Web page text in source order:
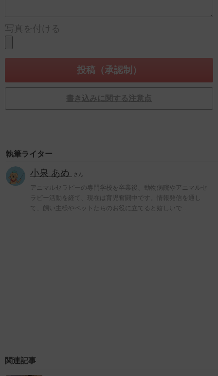
写真を付ける
書き込みに関する注意点
執筆ライター
小泉 あめ さん
アニマルセラピーの専門学校を卒業後、動物病院やアニマルセ
ラピー活動を経て、現在は育児奮闘中です。情報発信を通し
て、飼い主様やペットたちのお役に立てると嬉しいで…
関連記事